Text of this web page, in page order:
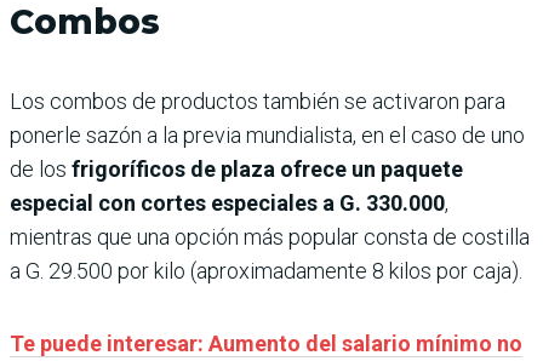
Combos
Los combos de productos también se activaron para
ponerle sazón a la previa mundialista, en el caso de uno
de los frigoríficos de plaza ofrece un paquete
especial con cortes especiales a G. 330.000,
mientras que una opción más popular consta de costilla
a G. 29.500 por kilo (aproximadamente 8 kilos por caja).
Te puede interesar: Aumento del salario mínimo no